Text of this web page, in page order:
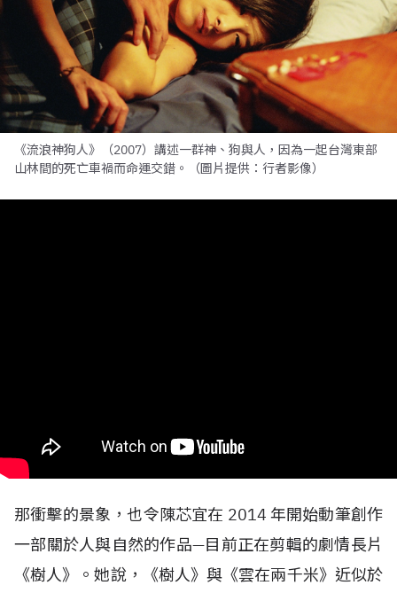
《流浪神狗人》（2007）講述一群神、狗與人，因為一起台灣東部
山林間的死亡車禍而命運交錯。（圖片提供：行者影像）
那衝擊的景象，也令陳芯宜在 2014 年開始動筆創作
一部關於人與自然的作品—目前正在剪輯的劇情長片
《樹人》。她說，《樹人》與《雲在兩千米》近似於